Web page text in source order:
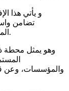
تضامن
المجتمعي بالحقوق و بقيم الحرية واستقلال القضاء.
وهو يمثل محطة
والمؤسسات، وعن